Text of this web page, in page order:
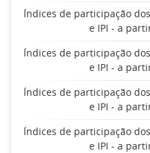
Índices de participação
e IPI - a
Índices de participação
e IPI - a
Índices de participação
e IPI - a
Índices de participação
e IPI - a